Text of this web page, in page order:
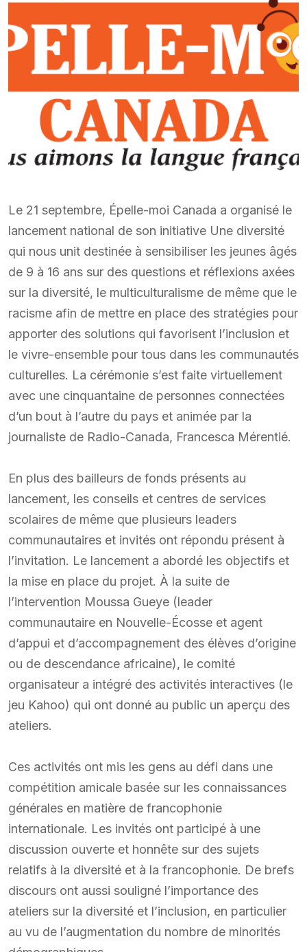
Le 21 septembre, Épelle-moi Canada a organisé le
lancement national de son initiative Une diversité
qui nous unit destinée à sensibiliser les jeunes âgés
de 9 à 16 ans sur des questions et réflexions axées
sur la diversité, le multiculturalisme de même que le
racisme afin de mettre en place des stratégies pour
apporter des solutions qui favorisent l’inclusion et
le vivre-ensemble pour tous dans les communautés
culturelles. La cérémonie s’est faite virtuellement
avec une cinquantaine de personnes connectées
d’un bout à l’autre du pays et animée par la
journaliste de Radio-Canada, Francesca Mérentié.
En plus des bailleurs de fonds présents au
lancement, les conseils et centres de services
scolaires de même que plusieurs leaders
communautaires et invités ont répondu présent à
l’invitation. Le lancement a abordé les objectifs et
la mise en place du projet. À la suite de
l’intervention Moussa Gueye (leader
communautaire en Nouvelle-Écosse et agent
d’appui et d’accompagnement des élèves d’origine
ou de descendance africaine), le comité
organisateur a intégré des activités interactives (le
jeu Kahoo) qui ont donné au public un aperçu des
ateliers.
Ces activités ont mis les gens au défi dans une
compétition amicale basée sur les connaissances
générales en matière de francophonie
internationale. Les invités ont participé à une
discussion ouverte et honnête sur des sujets
relatifs à la diversité et à la francophonie. De brefs
discours ont aussi souligné l’importance des
ateliers sur la diversité et l’inclusion, en particulier
au vu de l’augmentation du nombre de minorités